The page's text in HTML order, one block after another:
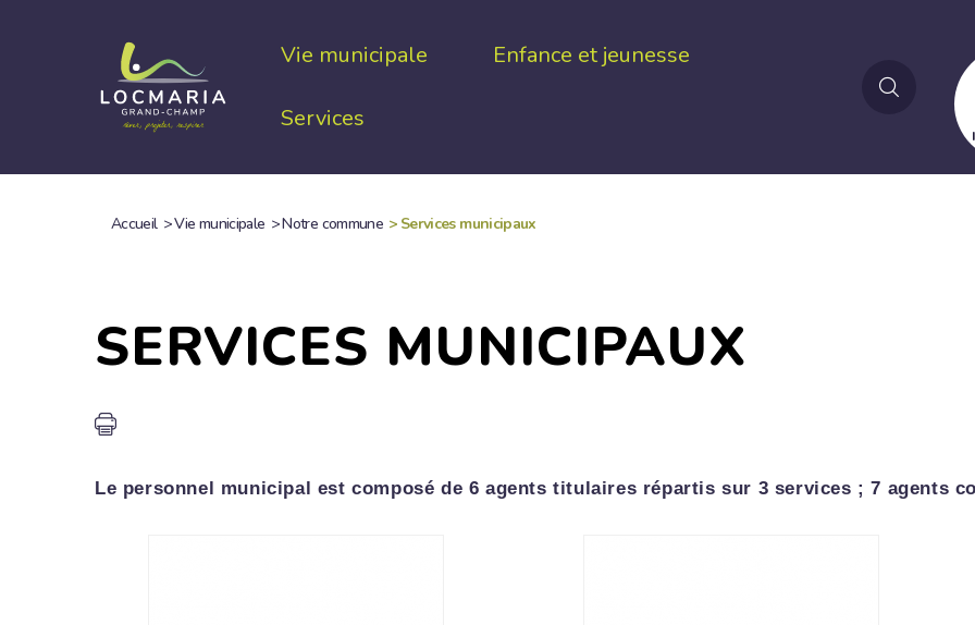
Vie municipale Enfance et jeunesse
Services
Accueil >Vie municipale >Notre commune >Services municipaux
SERVICES MUNICIPAUX
Le personnel municipal est composé de 6 agents titulaires répartis sur 3 services ; 7 agents